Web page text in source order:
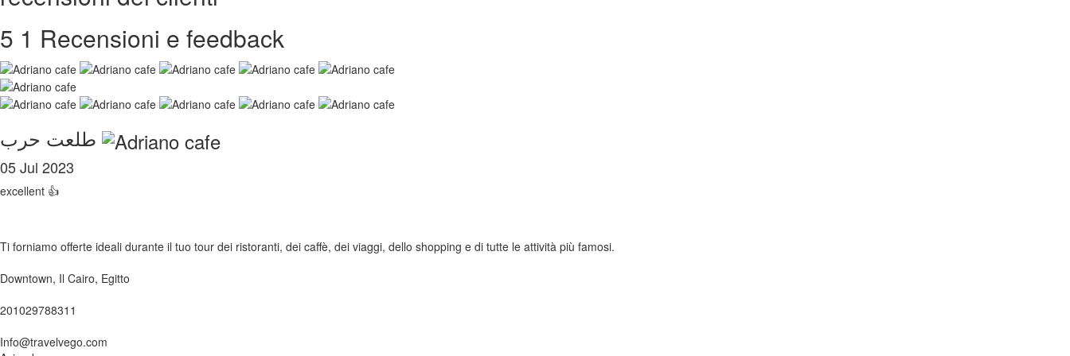
5 1 Recensioni e feedback
05 Jul 2023
excellent 👍
Ti forniamo offerte ideali durante il tuo tour dei ristoranti, dei caffè, dei viaggi, dello shopping e di tutte le attività più famosi.
Downtown, Il Cairo, Egitto
201029788311
Info@travelvego.com